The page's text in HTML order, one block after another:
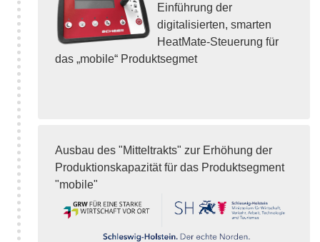
Einführung der
digitalisierten, smarten
HeatMate-Steuerung für
das „mobile“ Produktsegmet
Ausbau des "Mitteltrakts" zur Erhöhung der
Produktionskapazität für das Produktsegment
"mobile"